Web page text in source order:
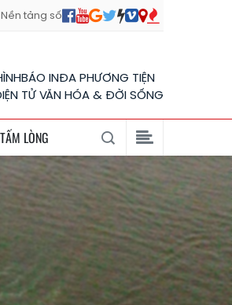
Nền tảng số
BÁO INĐA PHƯƠNG TIỆN
TỬ VĂN HÓA & ĐỜI SỐNG
TẤM LÒNG